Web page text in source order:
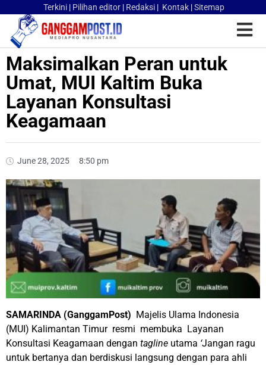
Terkini | Pilihan editor | Redaksi | Kontak |Sitemap
Maksimalkan Peran untuk
Umat, MUI Kaltim Buka
Layanan Konsultasi
Keagamaan
June 28, 2025 8:50 pm
SAMARINDA (GanggamPost) Majelis Ulama Indonesia
(MUI) Kalimantan Timur resmi membuka Layanan
Konsultasi Keagamaan dengan tagline utama ‘Jangan ragu
untuk bertanya dan berdiskusi langsung dengan para ahli